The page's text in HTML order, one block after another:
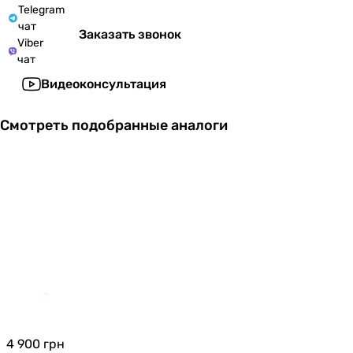
Telegram
чат
Viber
чат
Заказать звонок
Видеоконсультация
Смотреть подобранные аналоги
4 900 грн